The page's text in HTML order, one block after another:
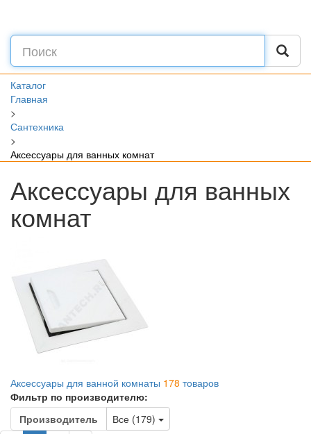
Каталог
Главная
>
Сантехника
>
Аксессуары для ванных комнат
Аксессуары для ванных
комнат
Аксессуары для ванной комнаты 178 товаров
Фильтр по производителю:
Производитель
Все (179) Toggle Dropdown